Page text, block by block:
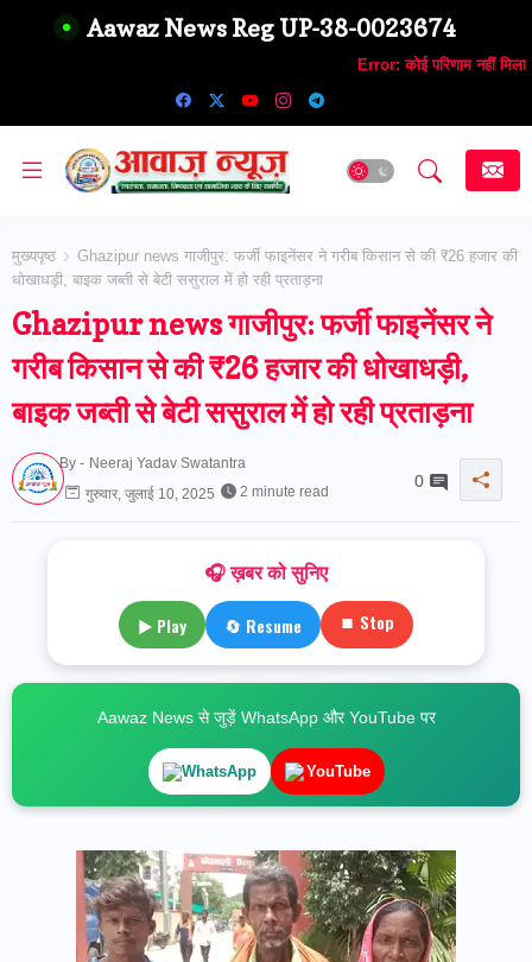
Aawaz News Reg UP-38-0023674
Error: कोई परिणाम नहीं मिला
मुख्यपृष्ठ
Ghazipur news गाजीपुर: फर्जी फाइनेंसर ने गरीब किसान से की ₹26 हजार की
धोखाधड़ी, बाइक जब्ती से बेटी ससुराल में हो रही प्रताड़ना
Ghazipur news गाजीपुर: फर्जी फाइनेंसर ने
गरीब किसान से की ₹26 हजार की धोखाधड़ी,
बाइक जब्ती से बेटी ससुराल में हो रही प्रताड़ना
By - Neeraj Yadav Swatantra
गुरुवार, जुलाई 10, 2025
2 minute read
0
🎧 ख़बर को सुनिए
▶ Play 🔄 Resume ⏹ Stop
Aawaz News से जुड़ें WhatsApp और YouTube पर
WhatsApp YouTube